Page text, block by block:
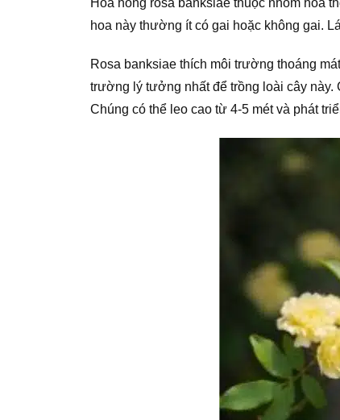
hoa này thường ít có gai hoặc không gai.
Rosa banksiae thích môi trường thoáng
trường lý tưởng nhất để trồng loài cây
Chúng có thể leo cao từ 4-5 mét và phát